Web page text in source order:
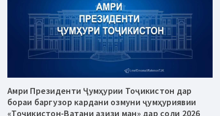
Амри Президенти Ҷумҳурии Тоҷикистон дар
бораи баргузор кардани озмуни ҷумҳуриявии
«Тоҷикистон-Ватани азизи ман» дар соли 2026